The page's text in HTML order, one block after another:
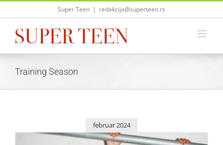
Skip
Super Teen | redakcija@superteen.rs
Training Season
februar 2024